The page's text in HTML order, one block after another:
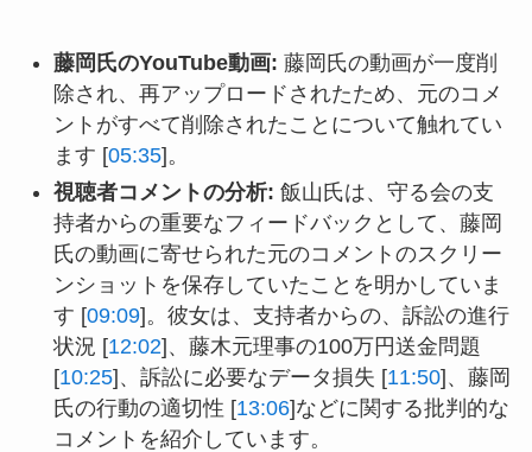
藤岡氏のYouTube動画: 藤岡氏の動画が一度削
除され、再アップロードされたため、元のコメ
ントがすべて削除されたことについて触れてい
ます [05:35]。
視聴者コメントの分析: 飯山氏は、守る会の支
持者からの重要なフィードバックとして、藤岡
氏の動画に寄せられた元のコメントのスクリー
ンショットを保存していたことを明かしていま
す [09:09]。彼女は、支持者からの、訴訟の進行
状況 [12:02]、藤木元理事の100万円送金問題
[10:25]、訴訟に必要なデータ損失 [11:50]、藤岡
氏の行動の適切性 [13:06]などに関する批判的な
コメントを紹介しています。